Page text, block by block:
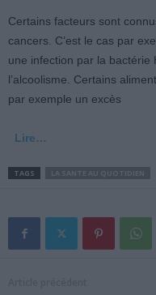
Certains facteurs sont
cancers. C’est le cas par
une infection par la bactérie
l’alcoolisme. Certains
par exemple un excès
Lire…
TAGS